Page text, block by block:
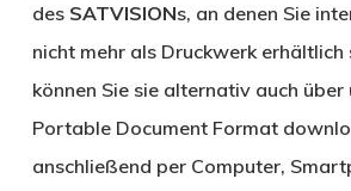
des SATVISIONs, an denen Sie
nicht mehr als Druckwerk erhältlich
können Sie sie alternativ auch über
Portable Document Format
anschließend per Computer,